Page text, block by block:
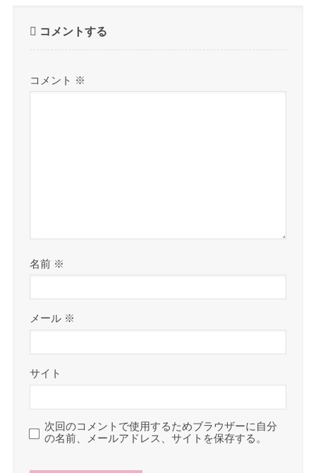
コメントする
コメント ※
名前 ※
メール ※
サイト
次回のコメントで使用するためブラウザーに自分
の名前、メールアドレス、サイトを保存する。